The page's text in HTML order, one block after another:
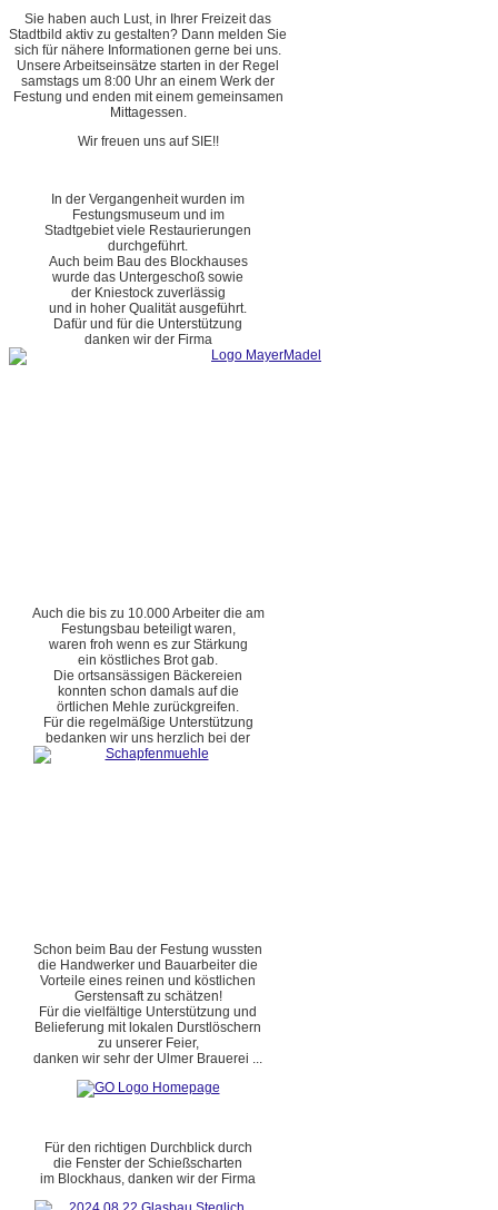
Sie haben auch Lust, in Ihrer Freizeit das
Stadtbild aktiv zu gestalten? Dann melden Sie
sich für nähere Informationen gerne bei uns.
Unsere Arbeitseinsätze starten in der Regel
samstags um 8:00 Uhr an einem Werk der
Festung und enden mit einem gemeinsamen
Mittagessen.
Wir freuen uns auf SIE!!
In der Vergangenheit wurden im
Festungsmuseum und im
Stadtgebiet viele Restaurierungen
durchgeführt.
Auch beim Bau des Blockhauses
wurde das Untergeschoß sowie
der Kniestock zuverlässig
und in hoher Qualität ausgeführt.
Dafür und für die Unterstützung
danken wir der Firma
Auch die bis zu 10.000 Arbeiter die am
Festungsbau beteiligt waren,
waren froh wenn es zur Stärkung
ein köstliches Brot gab.
Die ortsansässigen Bäckereien
konnten schon damals auf die
örtlichen Mehle zurückgreifen.
Für die regelmäßige Unterstützung
bedanken wir uns herzlich bei der
Schon beim Bau der Festung wussten
die Handwerker und Bauarbeiter die
Vorteile eines reinen und köstlichen
Gerstensaft zu schätzen!
Für die vielfältige Unterstützung und
Belieferung mit lokalen Durstlöschern
zu unserer Feier,
danken wir sehr der Ulmer Brauerei ...
Für den richtigen Durchblick durch
die Fenster der Schießscharten
im Blockhaus, danken wir der Firma